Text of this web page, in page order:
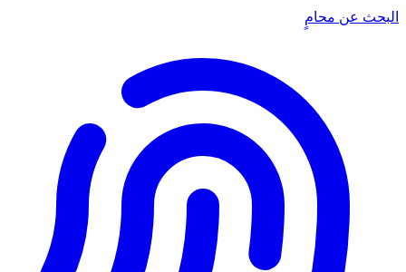
البحث عن محامٍ